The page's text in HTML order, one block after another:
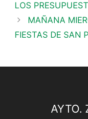
LOS
MAÑANA
FIESTAS DE SAN
AYTO.